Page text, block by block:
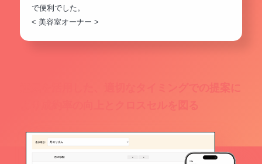
で便利でした。
< 美容室オーナー >
運気を活用した、適切なタイミングでの提案に